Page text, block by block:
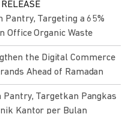
RELEASE
Pantry, Targeting a 65%
Office Organic Waste
the Digital Commerce
Ahead of Ramadan
Pantry, Targetkan Pangkas
Kantor per Bulan